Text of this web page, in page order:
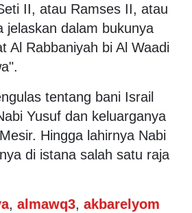
II, atau Ramses II, atau
jelaskan dalam bukunya
Al Rabbaniyah bi Al Waadi
tentang bani Israil
Yusuf dan keluarganya
Hingga lahirnya Nabi
di istana salah satu raja
, almawq3, akbarelyom